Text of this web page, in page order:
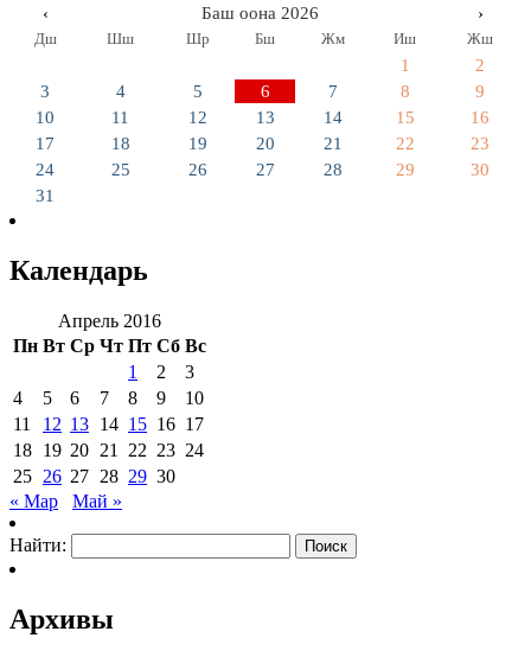
‹ Баш оона 2026 ›
Дш Шш Шр Бш Жм Иш Жш
1
2
3
4 5 6 7 8
9
10
11 12 13 14 15
16
17
18 19 20 21 22
23
24
25 26 27 28 29
30
31
Календарь
Апрель 2016
Пн Вт Ср Чт Пт Сб Вс
1
2
3
4
5 6 7 8 9
10
11
12 13 14 15 16 17
18 19 20 21 22 23 24
25 26 27 28 29 30
« Мар
Май »
Найти:
Архивы